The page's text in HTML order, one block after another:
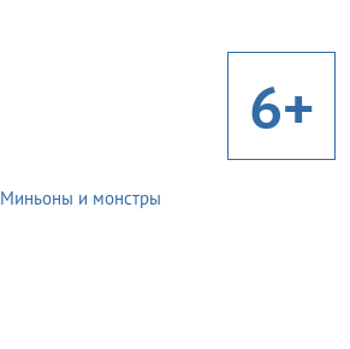
6+
Миньоны и монстры